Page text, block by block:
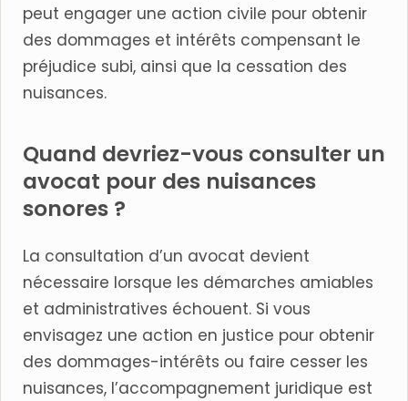
peut engager une action civile pour obtenir
des dommages et intérêts compensant le
préjudice subi, ainsi que la cessation des
nuisances.
Quand devriez-vous consulter un
avocat pour des nuisances
sonores ?
La consultation d’un avocat devient
nécessaire lorsque les démarches amiables
et administratives échouent. Si vous
envisagez une action en justice pour obtenir
des dommages-intérêts ou faire cesser les
nuisances, l’accompagnement juridique est